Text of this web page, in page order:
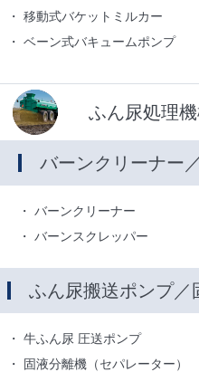
移動式バケットミルカー
ベーン式バキュームポンプ
ふん尿処理
バーンクリーナー
バーンクリーナー
バーンスクレッパー
ふん尿搬送ポンプ／
牛ふん尿 圧送ポンプ
固液分離機（セパレーター）